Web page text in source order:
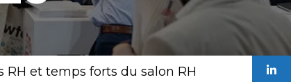
RH et temps forts du salon RH